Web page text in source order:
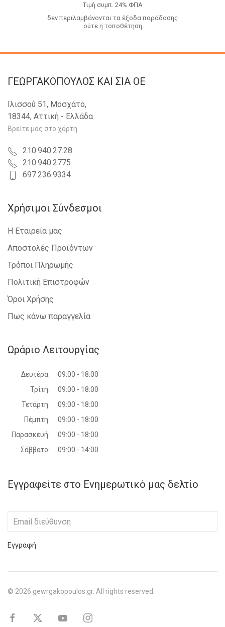
Tιμή συμπ. 24% ΦΠΑ
δεν περιλαμβάνονται τα έξοδα παράδοσης
ούτε η τοποθέτηση
ΓΕΩΡΓΑΚΟΠΟΥΛΟΣ KAI ΣΙΑ OE
Ιλισσού 51, Μοσχάτο,
18344, Αττική - Ελλάδα
Βρείτε μας στο χάρτη
210.940.27.28
210.940.2775
697.236.9334
Χρήσιμοι Σύνδεσμοι
Η Εταιρεία μας
Αποστολές Προϊόντων
Τρόποι Πληρωμής
Πολιτική Επιστροφών
Όροι Χρήσης
Πως κάνω παραγγελία
Ωράριο Λειτουργίας
Δευτέρα:
09:00 - 18:00
Τρίτη:
09:00 - 18:00
Τετάρτη:
09:00 - 18:00
Πέμπτη:
09:00 - 18:00
Παρασκευή:
09:00 - 18:00
Σάββατο:
09:00 - 14:00
Εγγραφείτε στο Ενημερωτικό μας δελτίο
Εγγραφή
© 2026 gewrgakopoulos.gr. All rights reserved.